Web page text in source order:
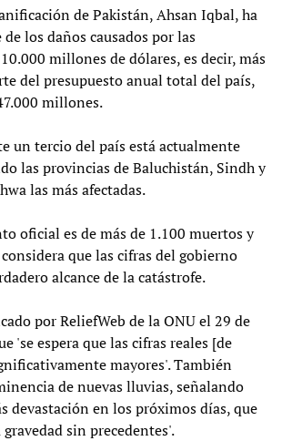
de Pakistán, Ahsan Iqbal, ha
los daños causados por las
millones de dólares, es decir, más
del presupuesto anual total del país,
millones.
un tercio del país está actualmente
las provincias de Baluchistán, Sindh y
las más afectadas.
oficial es de más de 1.100 muertos y
que las cifras del gobierno
alcance de la catástrofe.
por ReliefWeb de la ONU el 29 de
'se espera que las cifras reales [de
mayores'. También
de nuevas lluvias, señalando
devastación en los próximos días, que
sin precedentes'.